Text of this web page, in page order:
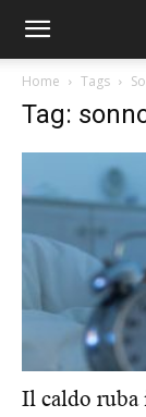
Home Tags
Tag:
Il caldo ruba